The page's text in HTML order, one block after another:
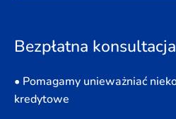
Bezpłatna konsultacja
• Pomagamy unieważniać
kredytowe